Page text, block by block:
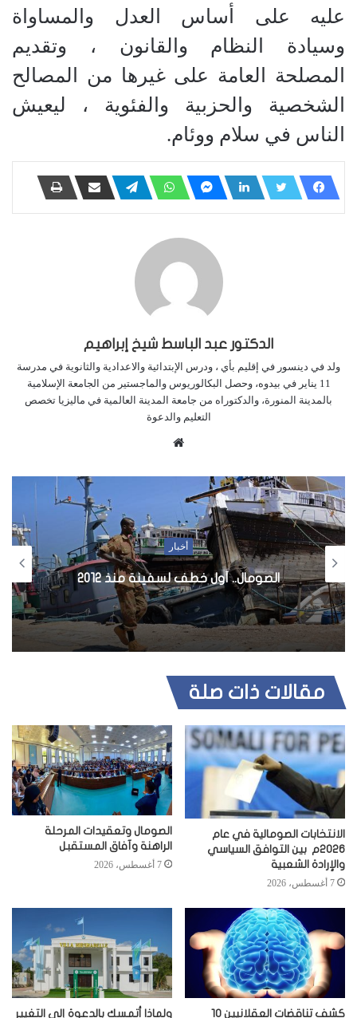
عليه على أساس العدل والمساواة
وسيادة النظام والقانون ، وتقديم
المصلحة العامة على غيرها من المصالح
الشخصية والحزبية والفئوية ، ليعيش
الناس في سلام ووئام.
الدكتور عبد الباسط شيخ إبراهيم
ولد في دينسور في إقليم بأي ، ودرس الإبتدائية والاعدادية والثانوية في مدرسة
11 يناير في بيدوه، وحصل البكالوريوس والماجستير من الجامعة الإسلامية
بالمدينة المنورة، والدكتوراه من جامعة المدينة العالمية في ماليزيا تخصص
التعليم والدعوة
ل
و
ي
ب
أخبار
الصومال.. أول خطف لسفينة منذ 2012
مقالات ذات صلة
الانتخابات الصومالية في عام
2026م بين التوافق السياسي
والإرادة الشعبية
7 أغسطس، 2026
الصومال وتعقيدات المرحلة
الراهنة وآفاق المستقبل
7 أغسطس، 2026
كشف تناقضات العقلانيين 10 ولماذا أتمسك بالدعوة إلى التغيير